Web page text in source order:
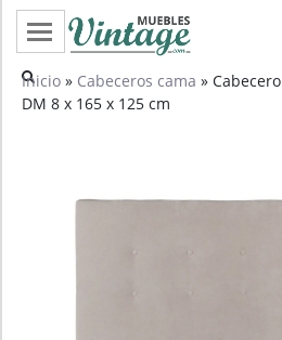
Categorías
Inicio » Cabeceros cama »
DM 8 x 165 x 125 cm